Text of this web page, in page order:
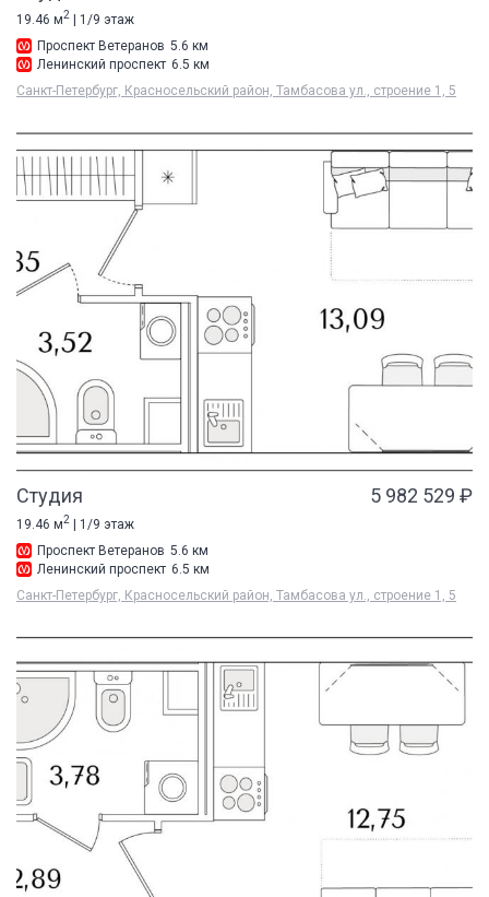
19.46 м2 | 1/9 этаж
Проспект Ветеранов 5.6 км
Ленинский проспект 6.5 км
Санкт-Петербург, Красносельский район, Тамбасова ул., строение 1, 5
Студия 5 982 529 ₽
19.46 м2
| 1/9 этаж
Проспект Ветеранов 5.6 км
Ленинский проспект 6.5 км
Санкт-Петербург, Красносельский район, Тамбасова ул., строение 1, 5